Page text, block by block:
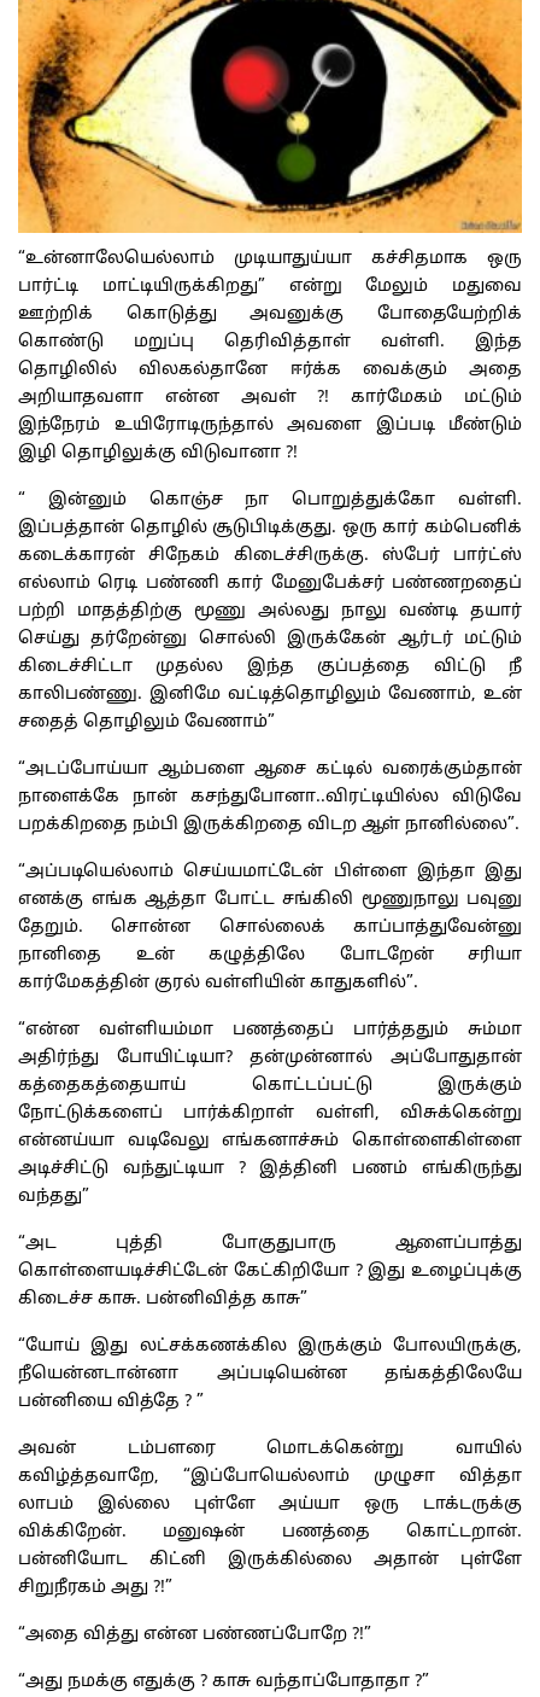
“உன்னாலேயெல்லாம் முடியாதுய்யா கச்சிதமாக ஒரு
பார்ட்டி மாட்டியிருக்கிறது” என்று மேலும் மதுவை
ஊற்றிக் கொடுத்து அவனுக்கு போதையேற்றிக்
கொண்டு மறுப்பு தெரிவித்தாள் வள்ளி. இந்த
தொழிலில் விலகல்தானே ஈர்க்க வைக்கும் அதை
அறியாதவளா என்ன அவள் ?! கார்மேகம் மட்டும்
இந்நேரம் உயிரோடிருந்தால் அவளை இப்படி மீண்டும்
இழி தொழிலுக்கு விடுவானா ?!
“ இன்னும் கொஞ்ச நா பொறுத்துக்கோ வள்ளி.
இப்பத்தான் தொழில் சூடுபிடிக்குது. ஒரு கார் கம்பெனிக்
கடைக்காரன் சிநேகம் கிடைச்சிருக்கு. ஸ்பேர் பார்ட்ஸ்
எல்லாம் ரெடி பண்ணி கார் மேனுபேக்சர் பண்ணறதைப்
பற்றி மாதத்திற்கு மூணு அல்லது நாலு வண்டி தயார்
செய்து தர்றேன்னு சொல்லி இருக்கேன் ஆர்டர் மட்டும்
கிடைச்சிட்டா முதல்ல இந்த குப்பத்தை விட்டு நீ
காலிபண்ணு. இனிமே வட்டித்தொழிலும் வேணாம், உன்
சதைத் தொழிலும் வேணாம்”
“அடப்போய்யா ஆம்பளை ஆசை கட்டில் வரைக்கும்தான்
நாளைக்கே நான் கசந்துபோனா..விரட்டியில்ல விடுவே
பறக்கிறதை நம்பி இருக்கிறதை விடற ஆள் நானில்லை”.
“அப்படியெல்லாம் செய்யமாட்டேன் பிள்ளை இந்தா இது
எனக்கு எங்க ஆத்தா போட்ட சங்கிலி மூணுநாலு பவுனு
தேறும். சொன்ன சொல்லைக் காப்பாத்துவேன்னு
நானிதை உன் கழுத்திலே போடறேன் சரியா
கார்மேகத்தின் குரல் வள்ளியின் காதுகளில்”.
“என்ன வள்ளியம்மா பணத்தைப் பார்த்ததும் சும்மா
அதிர்ந்து போயிட்டியா? தன்முன்னால் அப்போதுதான்
கத்தைகத்தையாய் கொட்டப்பட்டு இருக்கும்
நோட்டுக்களைப் பார்க்கிறாள் வள்ளி, விசுக்கென்று
என்னய்யா வடிவேலு எங்கனாச்சும் கொள்ளைகிள்ளை
அடிச்சிட்டு வந்துட்டியா ? இத்தினி பணம் எங்கிருந்து
வந்தது”
“அட புத்தி போகுதுபாரு ஆளைப்பாத்து
கொள்ளையடிச்சிட்டேன் கேட்கிறியோ ? இது உழைப்புக்கு
கிடைச்ச காசு. பன்னிவித்த காசு”
“யோய் இது லட்சக்கணக்கில இருக்கும் போலயிருக்கு,
நீயென்னடான்னா அப்படியென்ன தங்கத்திலேயே
பன்னியை வித்தே ? ”
அவன் டம்பளரை மொடக்கென்று வாயில்
கவிழ்த்தவாறே, “இப்போயெல்லாம் முழுசா வித்தா
லாபம் இல்லை புள்ளே அய்யா ஒரு டாக்டருக்கு
விக்கிறேன். மனுஷன் பணத்தை கொட்டறான்.
பன்னியோட கிட்னி இருக்கில்லை அதான் புள்ளே
சிறுநீரகம் அது ?!”
“அதை வித்து என்ன பண்ணப்போறே ?!”
“அது நமக்கு எதுக்கு ? காசு வந்தாப்போதாதா ?”